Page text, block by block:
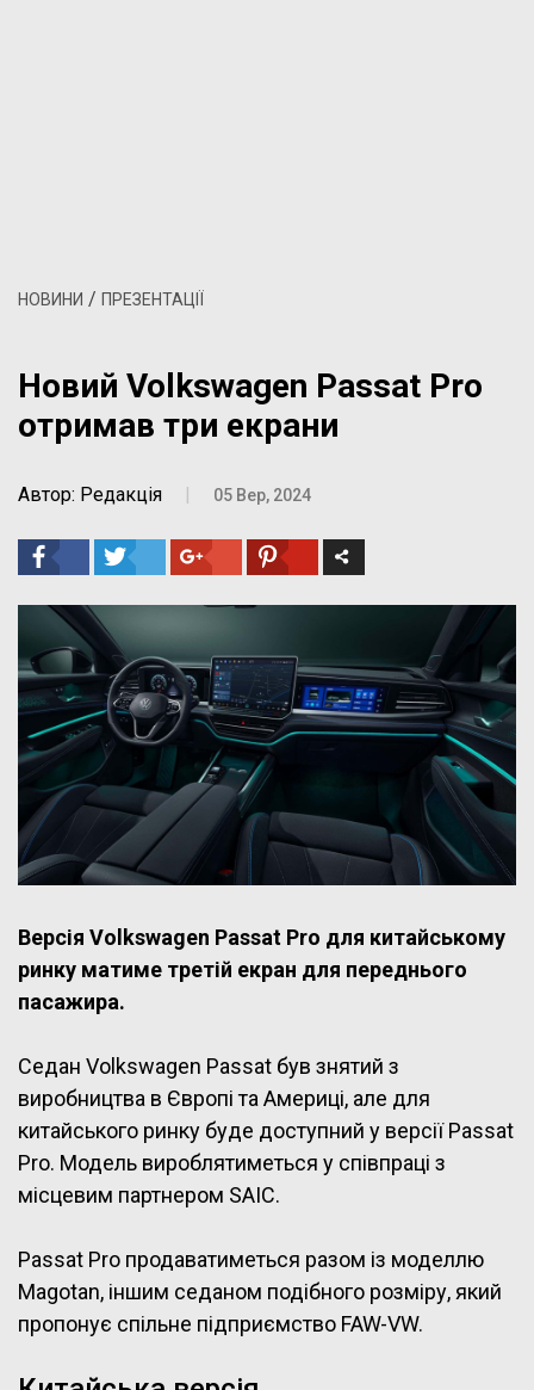
НОВИНИ / ПРЕЗЕНТАЦІЇ
Новий Volkswagen Passat Pro
отримав три екрани
Автор: Редакція 05 Вер, 2024
Версія Volkswagen Passat Pro для китайському
ринку матиме третій екран для переднього
пасажира.
Седан Volkswagen Passat був знятий з
виробництва в Європі та Америці, але для
китайського ринку буде доступний у версії Passat
Pro. Модель вироблятиметься у співпраці з
місцевим партнером SAIC.
Passat Pro продаватиметься разом із моделлю
Magotan, іншим седаном подібного розміру, який
пропонує спільне підприємство FAW-VW.